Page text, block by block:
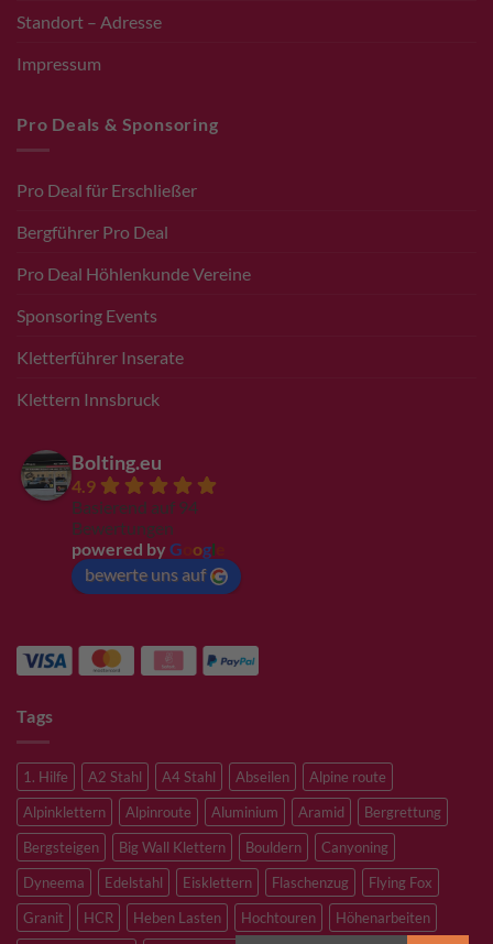
Standort – Adresse
Impressum
Pro Deals & Sponsoring
Pro Deal für Erschließer
Bergführer Pro Deal
Pro Deal Höhlenkunde Vereine
Sponsoring Events
Kletterführer Inserate
Klettern Innsbruck
Bolting.eu
4.9
Basierend auf 94
Bewertungen
powered by G ogl
bewerte uns auf
Tags
1. Hilfe A2 Stahl A4 Stahl Abseilen
Alpine route
Alpinklettern
Alpinroute Aluminium Aramid
Bergrettung
Bergsteigen
Big Wall Klettern Bouldern
Canyoning
Dyneema
Edelstahl Eisklettern Flaschenzug
Flying Fox
Granit
HCR Heben Lasten Hochtouren
Höhenarbeiten